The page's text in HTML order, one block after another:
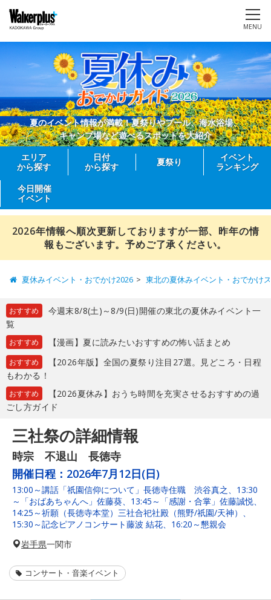
MENU
夏のイベント情報が満載！夏祭りやプール、海水浴場、
キャンプ場など遊べるスポットを大紹介
エリア
から探す
日付
から探す
夏祭り
イベント
ランキング
今日開催
イベント
2026年情報へ順次更新しておりますが一部、昨年の情
報もございます。予めご了承ください。
夏休みイベント・おでかけ2026 東北の夏休みイベント・おでかけ
おすすめ
今週末8/8(土)～8/9(日)開催の東北の夏休みイベント一
覧
おすすめ 【漫画】夏に読みたいおすすめの怖い話まとめ
おすすめ
【2026年版】全国の夏祭り注目27選。見どころ・日程
もわかる！
おすすめ
【2026夏休み】おうち時間を充実させるおすすめの過
ごし方ガイド
三社祭の詳細情報
時宗 不退山 長徳寺
開催日程： 2026年7月12日(日)
13:00～講話「祇園信仰について」長徳寺住職 渋谷真之、13:30
～「おばあちゃんへ」佐藤葵、13:45～「感謝・合掌」佐藤誠悦、
14:25～祈願（長徳寺本堂）三社合祀社殿（熊野/祇園/天神）、
15:30～記念ピアノコンサート藤波 結花、16:20～懇親会
岩手県一関市
コンサート・音楽イベント